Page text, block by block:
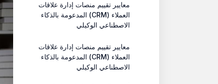
معايير تقييم منصات إدارة علاقات
العملاء (CRM) المدعومة بالذكاء
الاصطناعي الوكيلي
معايير تقييم منصات إدارة علاقات
العملاء (CRM) المدعومة بالذكاء
الاصطناعي الوكيلي